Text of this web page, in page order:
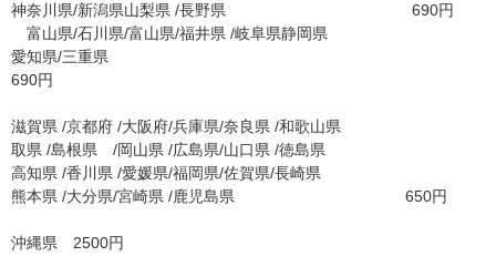
神奈川県/新潟県山梨県 /長野県 690円
富山県/石川県/富山県/福井県 /岐阜県静岡県
愛知県/三重県
690円
滋賀県 /京都府 /大阪府/兵庫県/奈良県 /和歌山県
取県 /島根県 /岡山県 /広島県/山口県 /徳島県
高知県 /香川県 /愛媛県/福岡県/佐賀県/長崎県
熊本県 /大分県/宮崎県 /鹿児島県 650円
沖縄県 2500円